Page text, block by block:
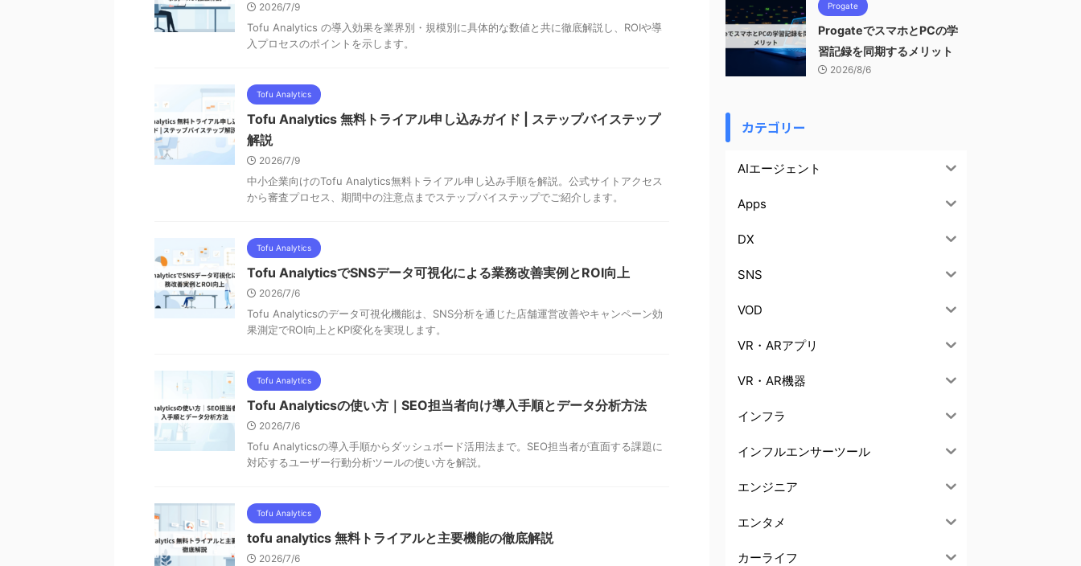
2026/7/9
Tofu Analytics の導入効果を業界別・規模別に具体的な数値と共に徹底解説し、ROIや導
入プロセスのポイントを示します。
Tofu Analytics
Tofu Analytics 無料トライアル申し込みガイド | ステップバイステップ
解説
2026/7/9
中小企業向けのTofu Analytics無料トライアル申し込み手順を解説。公式サイトアクセス
から審査プロセス、期間中の注意点までステップバイステップでご紹介します。
Tofu Analytics
Tofu AnalyticsでSNSデータ可視化による業務改善実例とROI向上
2026/7/6
Tofu Analyticsのデータ可視化機能は、SNS分析を通じた店舗運営改善やキャンペーン効
果測定でROI向上とKPI変化を実現します。
Tofu Analytics
Tofu Analyticsの使い方｜SEO担当者向け導入手順とデータ分析方法
2026/7/6
Tofu Analyticsの導入手順からダッシュボード活用法まで。SEO担当者が直面する課題に
対応するユーザー行動分析ツールの使い方を解説。
Tofu Analytics
tofu analytics 無料トライアルと主要機能の徹底解説
2026/7/6
Progate
ProgateでスマホとPCの学
習記録を同期するメリット
2026/8/6
カテゴリー
AIエージェント
Apps
DX
SNS
VOD
VR・ARアプリ
VR・AR機器
インフラ
インフルエンサーツール
エンジニア
エンタメ
カーライフ